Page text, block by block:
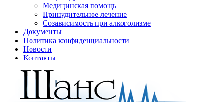
Медицинская помощь
Принудительное лечение
Созависимость при алкоголизме
Документы
Политика конфиденциальности
Новости
Контакты